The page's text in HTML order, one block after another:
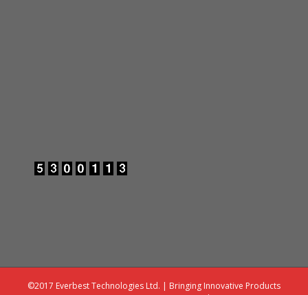
©2017 Everbest Technologies Ltd. | Bringing Innovative Products